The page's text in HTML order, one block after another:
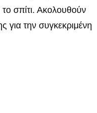
σπίτι. Ακολουθούν
για την συγκεκριμένη